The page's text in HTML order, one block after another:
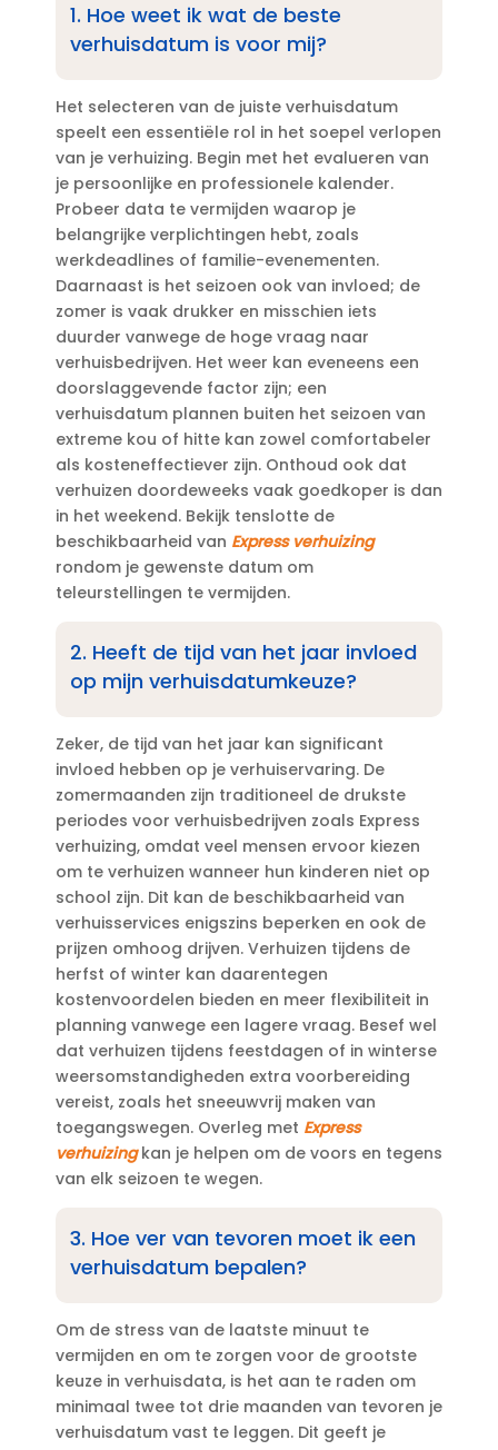
1.​ Hoe weet ik wat de beste
verhuisdatum is voor mij?
Het selecteren van de juiste verhuisdatum
speelt een essentiële rol in het soepel verlopen
van je verhuizing.​ Begin met het evalueren van
je persoonlijke en professionele kalender.​
Probeer data te vermijden waarop je
belangrijke verplichtingen hebt, zoals
werkdeadlines of familie-evenementen.​
Daarnaast is het seizoen ook van invloed; de
zomer is vaak drukker en misschien iets
duurder vanwege de hoge vraag naar
verhuisbedrijven.​ Het weer kan eveneens een
doorslaggevende factor zijn; een
verhuisdatum plannen buiten het seizoen van
extreme kou of hitte kan zowel comfortabeler
als kosteneffectiever zijn.​ Onthoud ook dat
verhuizen doordeweeks vaak goedkoper is dan
in het weekend.​ Bekijk tenslotte de
beschikbaarheid van Express verhuizing
rondom je gewenste datum om
teleurstellingen te vermijden.​
2.​ Heeft de tijd van het jaar invloed
op mijn verhuisdatumkeuze?
Zeker, de tijd van het jaar kan significant
invloed hebben op je verhuiservaring.​ De
zomermaanden zijn traditioneel de drukste
periodes voor verhuisbedrijven zoals Express
verhuizing, omdat veel mensen ervoor kiezen
om te verhuizen wanneer hun kinderen niet op
school zijn.​ Dit kan de beschikbaarheid van
verhuisservices enigszins beperken en ook de
prijzen omhoog drijven.​ Verhuizen tijdens de
herfst of winter kan daarentegen
kostenvoordelen bieden en meer flexibiliteit in
planning vanwege een lagere vraag.​ Besef wel
dat verhuizen tijdens feestdagen of in winterse
weersomstandigheden extra voorbereiding
vereist, zoals het sneeuwvrij maken van
toegangswegen.​ Overleg met Express
verhuizingkan je helpen om de voors en tegens
van elk seizoen te wegen.​
3.​ Hoe ver van tevoren moet ik een
verhuisdatum bepalen?
Om de stress van de laatste minuut te
vermijden en om te zorgen voor de grootste
keuze in verhuisdata, is het aan te raden om
minimaal twee tot drie maanden van tevoren je
verhuisdatum vast te leggen.​ Dit geeft je